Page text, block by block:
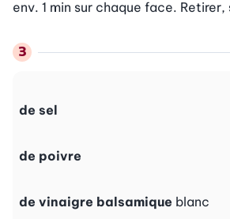
env. 1 min sur chaque face.
de sel
de poivre
de vinaigre balsamique blanc